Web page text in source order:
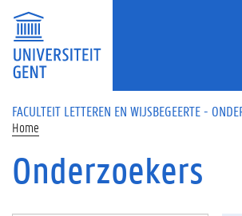
Overslaan en naar de inhoud gaan
FACULTEIT LETTEREN EN WIJSBEGEERTE -
Home
Onderzoekers